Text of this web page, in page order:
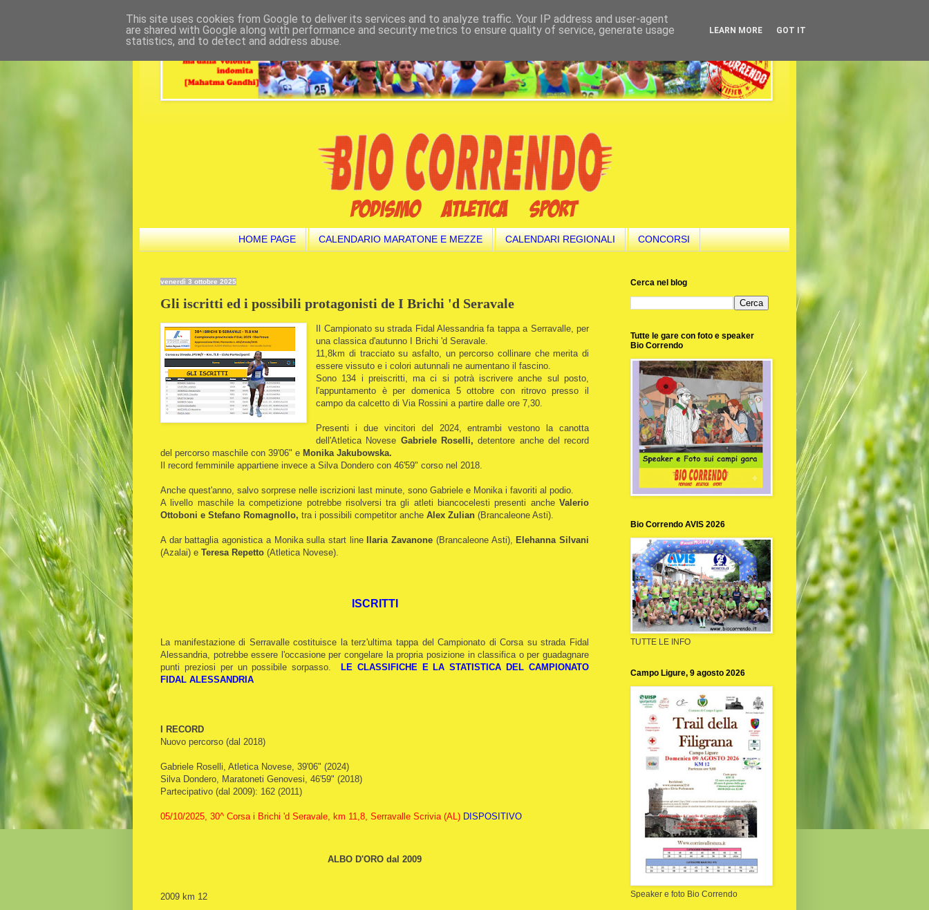
HOME PAGE CALENDARIO MARATONE E MEZZE CALENDARI REGIONALI CONCORSI
venerdì 3 ottobre 2025
Gli iscritti ed i possibili protagonisti de I Brichi 'd Seravale
Il Campionato su strada Fidal Alessandria fa tappa a Serravalle, per
una classica d'autunno I Brichi 'd Seravale.
11,8km di tracciato su asfalto, un percorso collinare che merita di
essere vissuto e i colori autunnali ne aumentano il fascino.
Sono 134 i preiscritti, ma ci si potrà iscrivere anche sul posto,
l'appuntamento è per domenica 5 ottobre con ritrovo presso il
campo da calcetto di Via Rossini a partire dalle ore 7,30.
Presenti i due vincitori del 2024, entrambi vestono la canotta
dell'Atletica Novese Gabriele Roselli, detentore anche del record
del percorso maschile con 39'06" e Monika Jakubowska.
Il record femminile appartiene invece a Silva Dondero con 46'59" corso nel 2018.
Anche quest'anno, salvo sorprese nelle iscrizioni last minute, sono Gabriele e Monika i favoriti al podio.
A livello maschile la competizione potrebbe risolversi tra gli atleti biancocelesti presenti ancheValerio
Ottoboni e Stefano Romagnollo, tra i possibili competitor anche Alex Zulian (Brancaleone Asti).
A dar battaglia agonistica a Monika sulla start line Ilaria Zavanone (Brancaleone Asti),
Elehanna Silvani
(Azalai) e Teresa Repetto (Atletica Novese).
ISCRITTI
La manifestazione di Serravalle costituisce la terz'ultima tappa del Campionato di Corsa su strada Fidal
Alessandria, potrebbe essere l'occasione per congelare la propria posizione in classifica o per guadagnare
punti preziosi per un possibile sorpasso.
LE CLASSIFICHE E LA STATISTICA DEL CAMPIONATO
FIDAL ALESSANDRIA
I RECORD
Nuovo percorso (dal 2018)
Gabriele Roselli, Atletica Novese, 39'06" (2024)
Silva Dondero, Maratoneti Genovesi, 46'59" (2018)
Partecipativo (dal 2009): 162 (2011)
05/10/2025, 30^ Corsa i Brichi 'd Seravale, km 11,8, Serravalle Scrivia (AL) DISPOSITIVO
ALBO D'ORO dal 2009
2009 km 12
Cerca nel blog
Tutte le gare con foto e speaker
Bio Correndo
Bio Correndo AVIS 2026
TUTTE LE INFO
Campo Ligure, 9 agosto 2026
Speaker e foto Bio Correndo
This site uses cookies from Google to deliver its services and to analyze traffic. Your IP address and user-agent
are shared with Google along with performance and security metrics to ensure quality of service, generate usage
statistics, and to detect and address abuse.
LEARN MORE GOT IT